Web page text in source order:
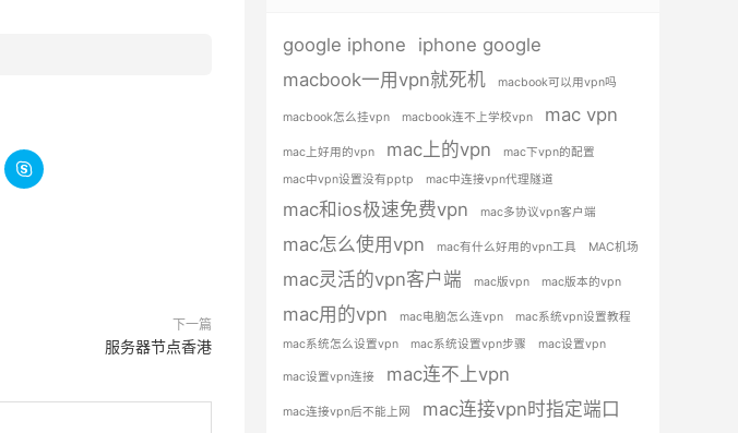

下一篇
服务器节点香港
google iphone
iphone google
macbook一用vpn就死机
macbook可以用vpn吗
macbook怎么挂vpn macbook连不上学校vpn mac vpn
mac上好用的vpn mac上的vpn
mac下vpn的配置
mac中vpn设置没有pptp
mac中连接vpn代理隧道
mac和ios极速免费vpn mac多协议vpn客户端
mac怎么使用vpn mac有什么好用的vpn工具 MAC机场
mac灵活的vpn客户端 mac版vpn mac版本的vpn
mac用的vpn mac电脑怎么连vpn
mac系统vpn设置教程
mac系统怎么设置vpn
mac系统设置vpn步骤 mac设置vpn
mac设置vpn连接 mac连不上vpn
mac连接vpn后不能上网 mac连接vpn时指定端口